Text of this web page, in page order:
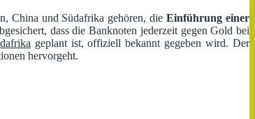
China und Südafrika gehören, dieEinführung einer
dass die Banknoten jederzeit gegen Gold bei
geplant ist, offiziell bekannt gegeben wird. Der
hervorgeht.